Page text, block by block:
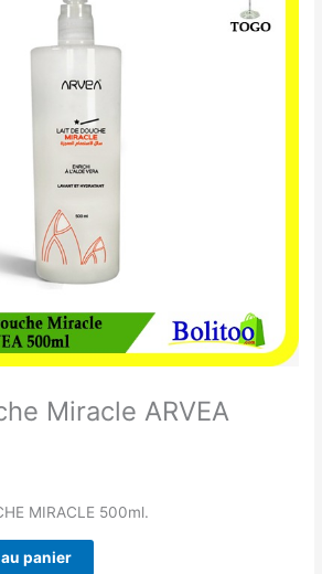
Miracle ARVEA
MIRACLE 500ml.
panier